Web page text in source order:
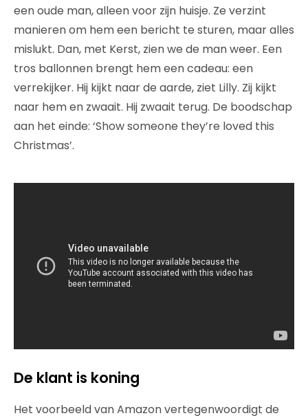
een oude man, alleen voor zijn huisje. Ze verzint
manieren om hem een bericht te sturen, maar alles
mislukt. Dan, met Kerst, zien we de man weer. Een
tros ballonnen brengt hem een cadeau: een
verrekijker. Hij kijkt naar de aarde, ziet Lilly. Zij kijkt
naar hem en zwaait. Hij zwaait terug. De boodschap
aan het einde: ‘Show someone they’re loved this
Christmas’.
De klant is koning
Het voorbeeld van Amazon vertegenwoordigt de